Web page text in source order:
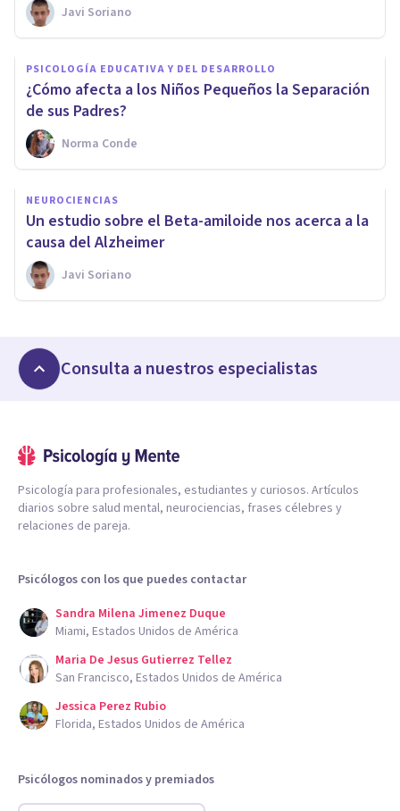
Javi Soriano
PSICOLOGÍA EDUCATIVA Y DEL DESARROLLO
¿Cómo afecta a los Niños Pequeños la Separación
de sus Padres?
Norma Conde
NEUROCIENCIAS
Un estudio sobre el Beta-amiloide nos acerca a la
causa del Alzheimer
Javi Soriano
Consulta a nuestros especialistas
Psicología para profesionales, estudiantes y curiosos. Artículos
diarios sobre salud mental, neurociencias, frases célebres y
relaciones de pareja.
Psicólogos con los que puedes contactar
Sandra Milena Jimenez Duque
Miami, Estados Unidos de América
Maria De Jesus Gutierrez Tellez
San Francisco, Estados Unidos de América
Jessica Perez Rubio
Florida, Estados Unidos de América
Psicólogos nominados y premiados